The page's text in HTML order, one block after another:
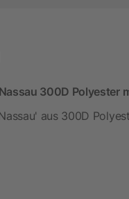
300D Polyester
aus 300D